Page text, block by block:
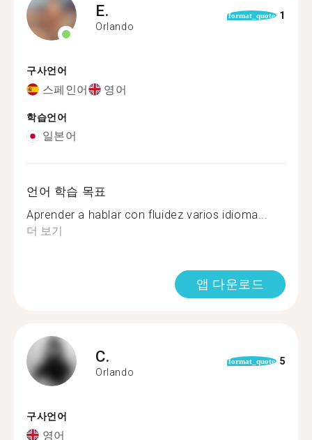
E.
Orlando
format_quote 1
구사언어
스페인어 영어
학습언어
일본어
언어 학습 목표
Aprender a hablar con fluidez varios idioma...
더 보기
앱 다운로드
C.
Orlando
format_quote 5
구사언어
영어